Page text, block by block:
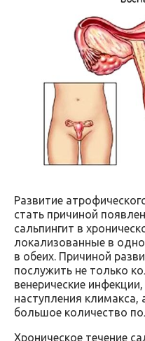
Развитие
стать причиной
сальпингит в
локализованные в
в обеих. Причиной
послужить не только
венерические
наступления
большое количество
Хроническое течение